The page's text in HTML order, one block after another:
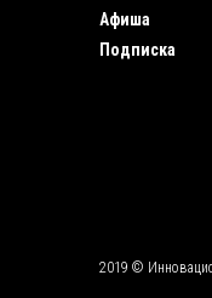
Афиша
Подписка
2019 ©